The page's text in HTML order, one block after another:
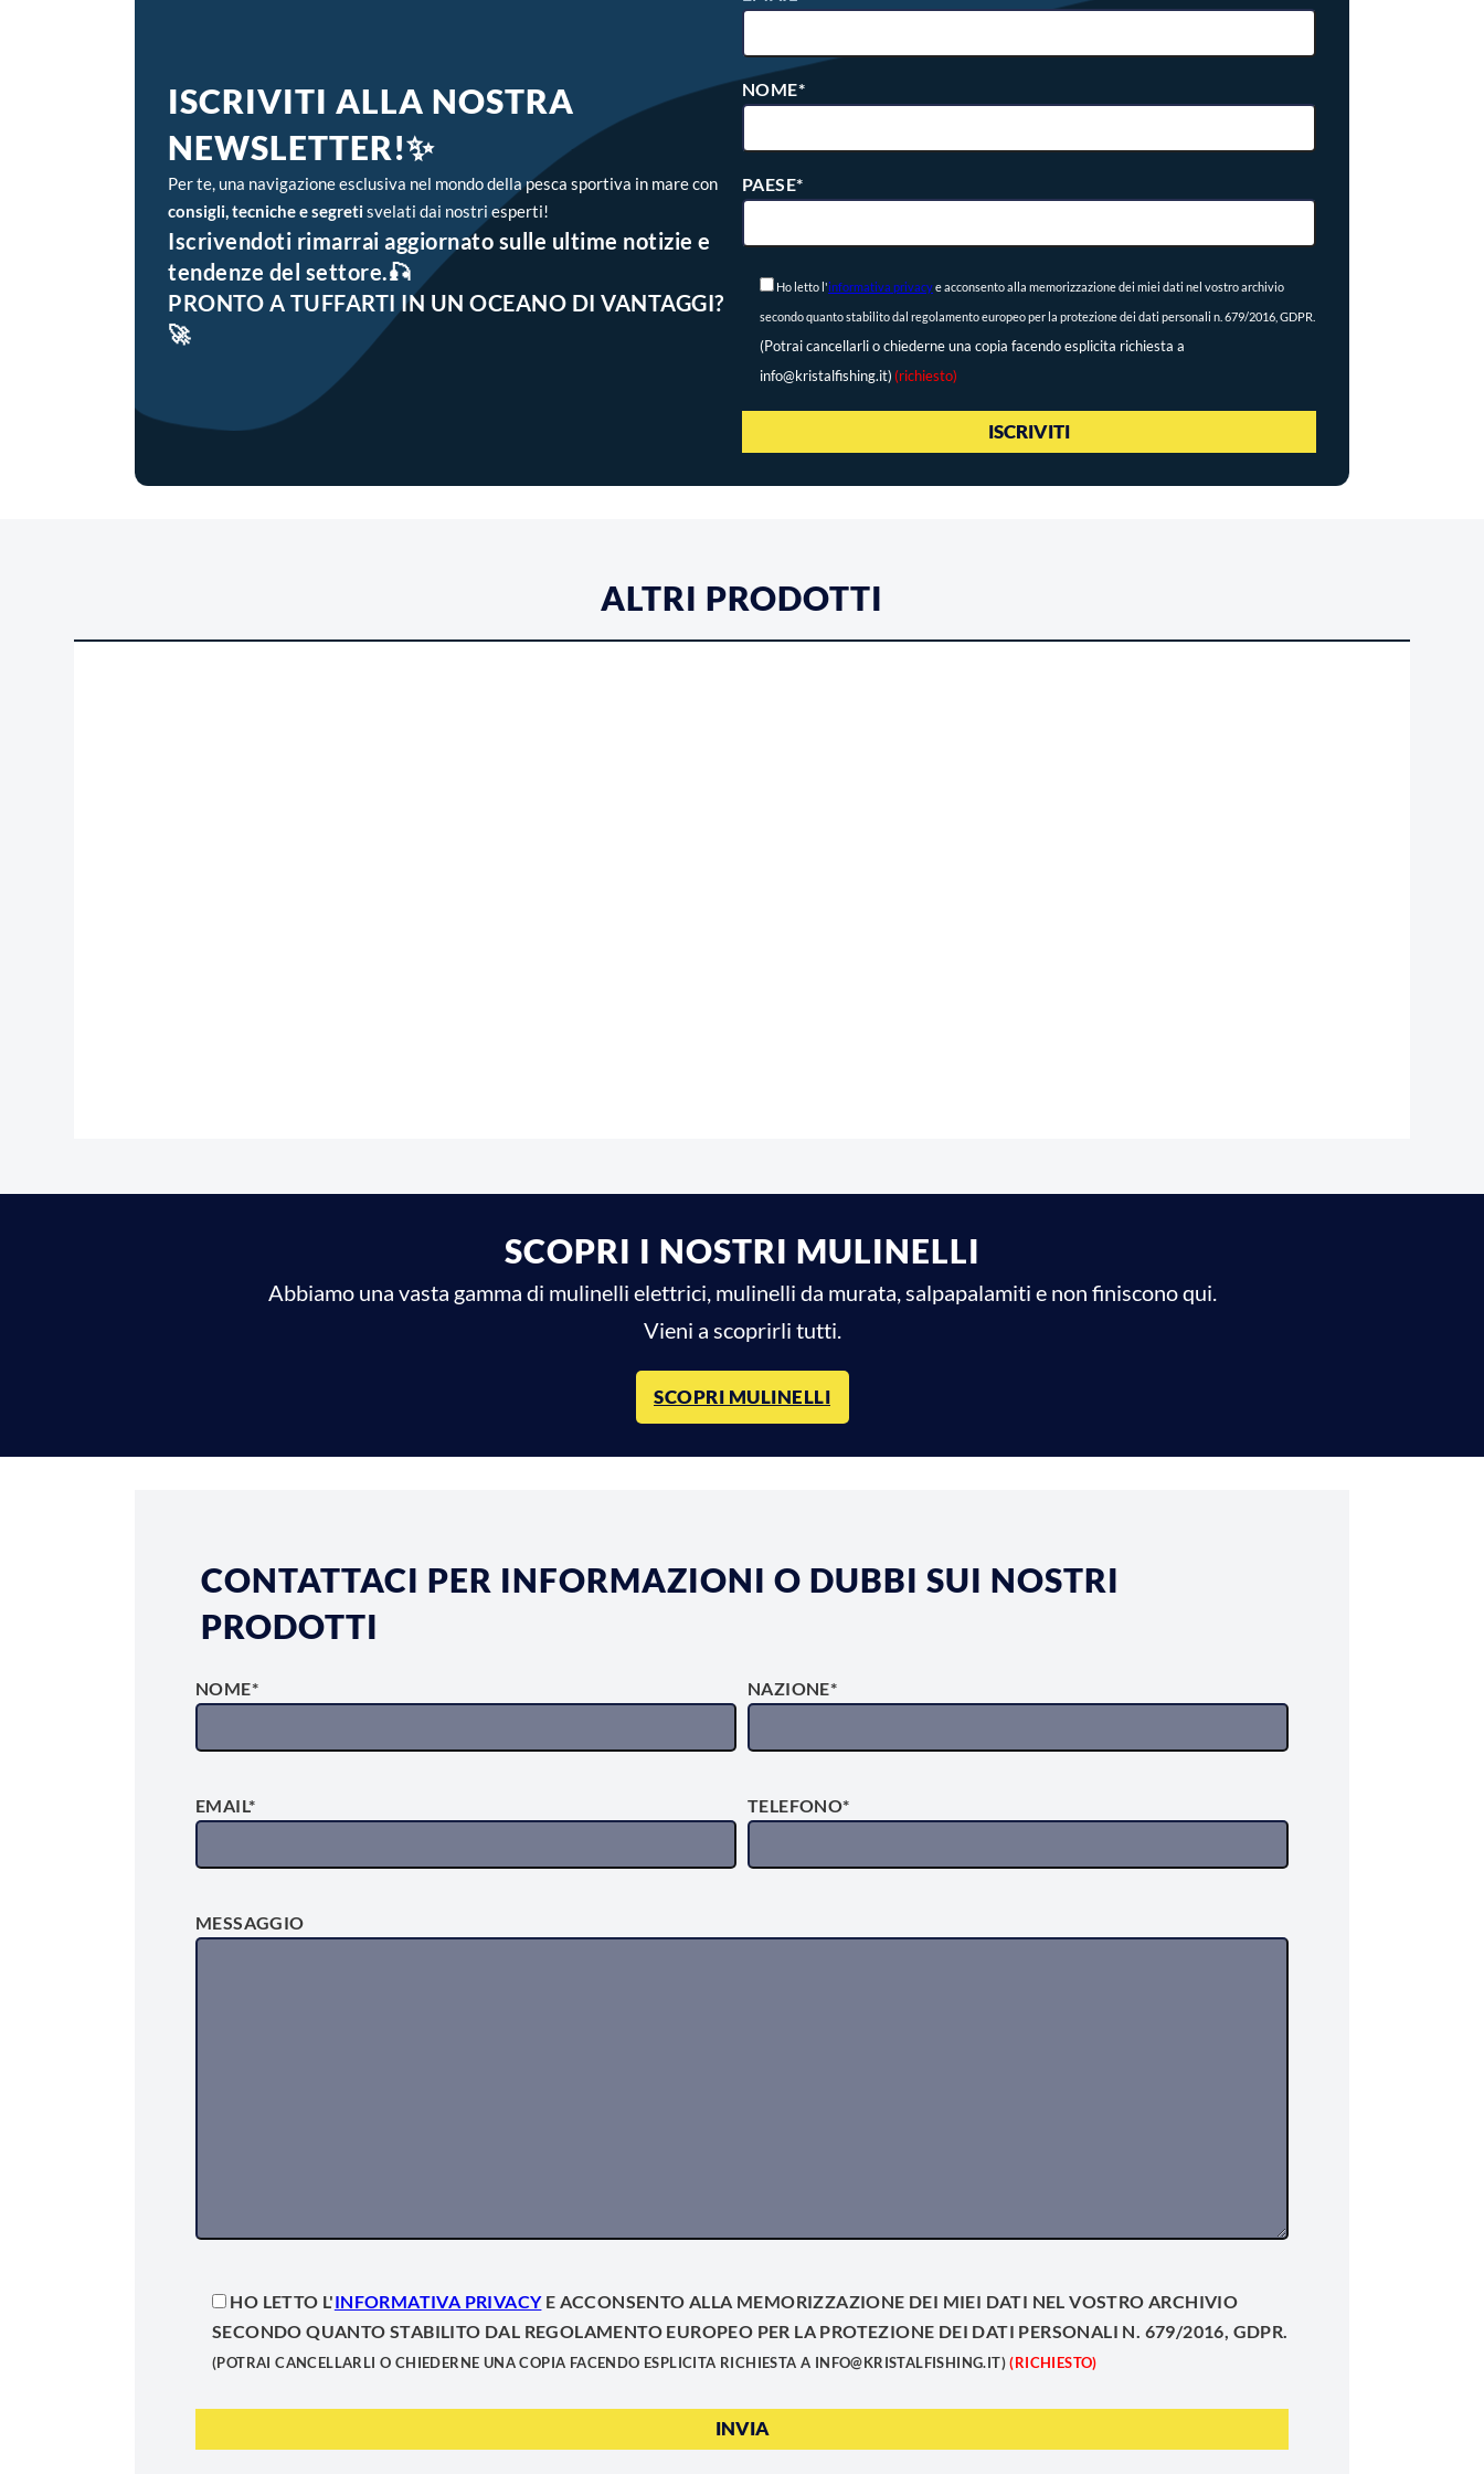
ISCRIVITI ALLA NOSTRA
NEWSLETTER!✨
Per te, una navigazione esclusiva nel mondo della pesca sportiva in mare con
consigli, tecniche e segretisvelati dai nostri esperti!
Iscrivendoti rimarrai aggiornato sulle ultime notizie e
tendenze del settore.🎣
PRONTO A TUFFARTI IN UN OCEANO DI VANTAGGI?
🚀
NOME*
PAESE*
Ho letto l'informativa privacye acconsento alla memorizzazione dei miei dati nel vostro archivio
secondo quanto stabilito dal regolamento europeo per la protezione dei dati personali n. 679/2016, GDPR.
(Potrai cancellarli o chiederne una copia facendo esplicita richiesta a
info@kristalfishing.it) (richiesto)
ALTRI PRODOTTI
SCOPRI I NOSTRI MULINELLI
Abbiamo una vasta gamma di mulinelli elettrici, mulinelli da murata, salpapalamiti e non finiscono qui.
Vieni a scoprirli tutti.
SCOPRI MULINELLI
CONTATTACI PER INFORMAZIONI O DUBBI SUI NOSTRI
PRODOTTI
NOME* NAZIONE*
EMAIL* TELEFONO*
MESSAGGIO
HO LETTO L'INFORMATIVA PRIVACYE ACCONSENTO ALLA MEMORIZZAZIONE DEI MIEI DATI NEL VOSTRO ARCHIVIO
SECONDO QUANTO STABILITO DAL REGOLAMENTO EUROPEO PER LA PROTEZIONE DEI DATI PERSONALI N. 679/2016, GDPR.
(POTRAI CANCELLARLI O CHIEDERNE UNA COPIA FACENDO ESPLICITA RICHIESTA A INFO@KRISTALFISHING.IT) (RICHIESTO)